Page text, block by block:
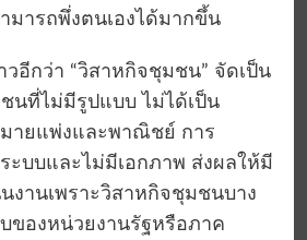
มารถพึ่งตนเองได้มากขึ้น
อีกว่า “วิสาหกิจชุมชน” จัดเป็น
นที่ไม่มีรูปแบบ ไม่ได้เป็น
ายแพ่งและพาณิชย์ การ
ะบบและไม่มีเอกภาพ ส่งผลให้มี
งานเพราะวิสาหกิจชุมชนบาง
ของหน่วยงานรัฐหรือภาค